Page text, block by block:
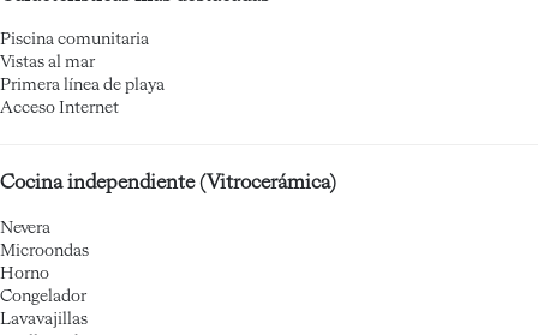
Piscina comunitaria
Vistas al mar
Primera línea de playa
Acceso Internet
Cocina independiente (Vitrocerámica)
Nevera
Microondas
Horno
Congelador
Lavavajillas